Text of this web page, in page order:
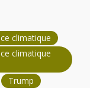
climatique
climatique
Trump